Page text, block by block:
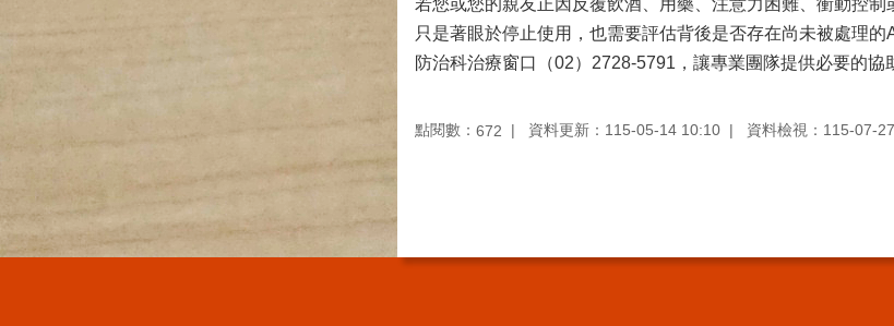
若您或您的親友正因反覆飲酒、用藥、注意力困難、衝動控
只是著眼於停止使用，也需要評估背後是否存在尚未被處理
防治科治療窗口（02）2728-5791，讓專業團隊提供必要的協
點閱數： 672 資料更新：115-05-14 10:10 資料檢視：115-07-